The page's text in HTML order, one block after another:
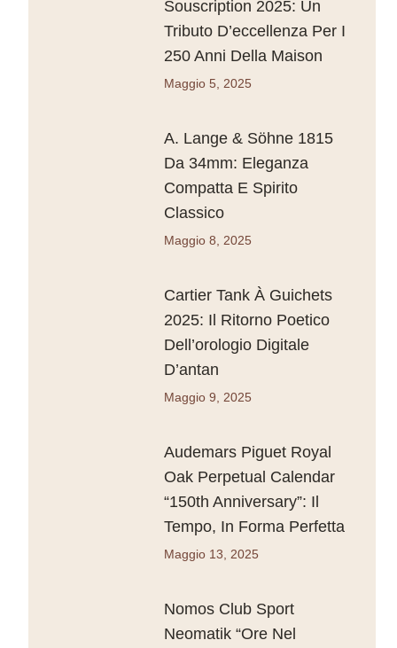
Souscription 2025: Un
Tributo D’eccellenza Per I
250 Anni Della Maison
Maggio 5, 2025
A. Lange & Söhne 1815
Da 34mm: Eleganza
Compatta E Spirito
Classico
Maggio 8, 2025
Cartier Tank À Guichets
2025: Il Ritorno Poetico
Dell’orologio Digitale
D’antan
Maggio 9, 2025
Audemars Piguet Royal
Oak Perpetual Calendar
“150th Anniversary”: Il
Tempo, In Forma Perfetta
Maggio 13, 2025
Nomos Club Sport
Neomatik “Ore Nel